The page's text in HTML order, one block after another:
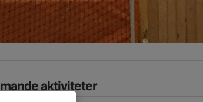
aktiviteter